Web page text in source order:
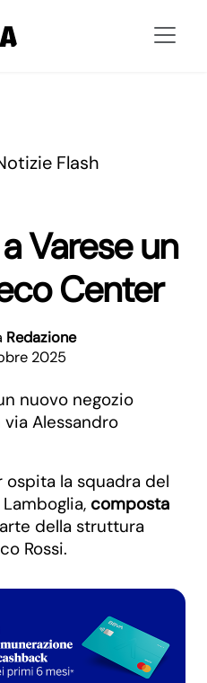
Flash
Varese un
Center
Redazione
2025
nuovo negozio
Alessandro
ospita la squadra del
composta
della struttura
Rossi.